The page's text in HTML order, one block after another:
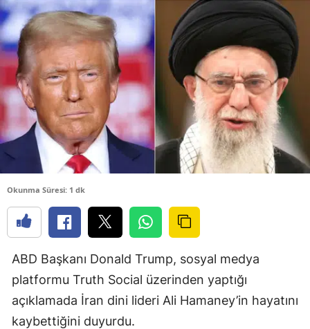
Okunma Süresi: 1 dk
ABD Başkanı Donald Trump, sosyal medya
platformu Truth Social üzerinden yaptığı
açıklamada İran dini lideri Ali Hamaney’in hayatını
kaybettiğini duyurdu.